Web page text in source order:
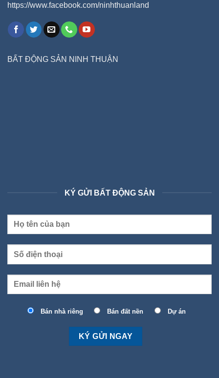
https://www.facebook.com/ninhthuanland
BẤT ĐỘNG SẢN NINH THUẬN
KÝ GỬI BẤT ĐỘNG SẢN
Bán nhà riêng Bán đất nền Dự án